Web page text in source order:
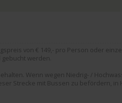
von € 149,- pro Person oder
werden.
Wenn wegen Niedrig- /
Strecke mit Bussen zu befördern,